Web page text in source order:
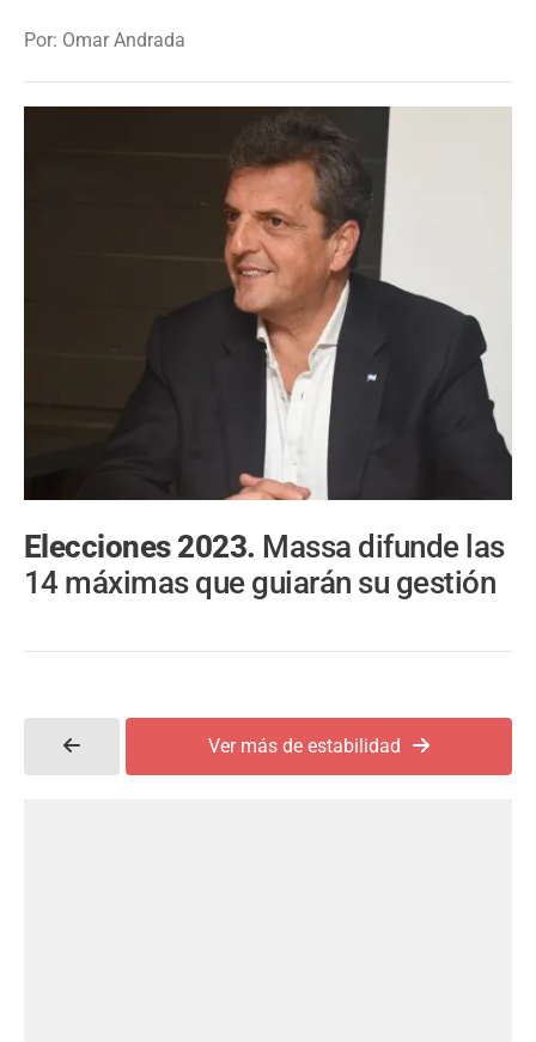
Por: Omar Andrada
Elecciones 2023. Massa difunde las
14 máximas que guiarán su gestión
Ver más de estabilidad